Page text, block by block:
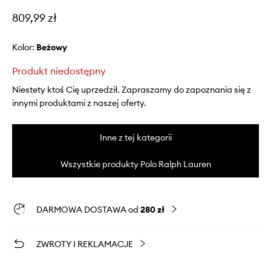
809,99 zł
Kolor: beżowy
Produkt niedostępny
Niestety ktoś Cię uprzedził. Zapraszamy do zapoznania się z
innymi produktami z naszej oferty.
Inne z tej kategorii
Wszystkie produkty Polo Ralph Lauren
DARMOWA DOSTAWA od 280 zł
ZWROTY I REKLAMACJE